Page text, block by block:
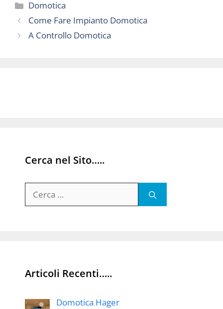
Categorie
Domotica
Come Fare Impianto Domotica
A Controllo Domotica
Cerca nel Sito…..
per:
Articoli Recenti…..
Domotica Hager